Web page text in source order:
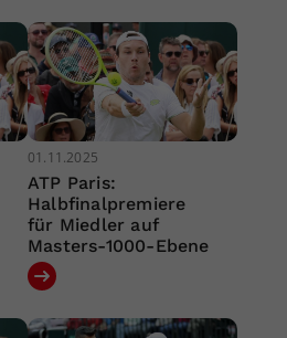
01.11.2025
ATP Paris:
Halbfinalpremiere
für Miedler auf
Masters-1000-Ebene